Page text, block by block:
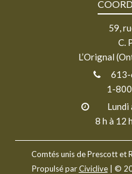
59,
C.
L’Orignal
1-
Lundi
8 h à 12
Comtés unis de Prescott et
Propulsé parCiviclive| ©